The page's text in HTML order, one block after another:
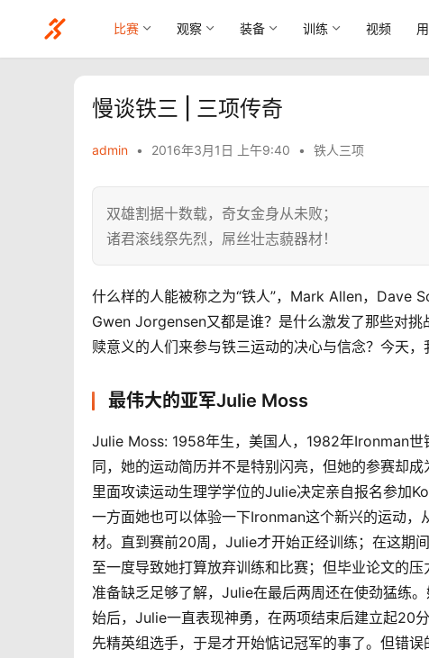
比赛 观察 装备 训练 视频
慢谈铁三 | 三项传奇
admin • 2016年3月1日 上午9:40 • 铁人三项
双雄割据十数载，奇女金身从未败；
诸君滚线祭先烈，屌丝壮志藐器材！
什么样的人能被称之为“铁人”，Mark Allen，
Gwen Jorgensen又都是谁？是什么激发了那些对
赎意义的人们来参与铁三运动的决心与信念？今天
最伟大的亚军Julie Moss
Julie Moss: 1958年生，美国人，1982年Ironman
同，她的运动简历并不是特别闪亮，但她的参赛却
里面攻读运动生理学学位的Julie决定亲自报名参加
一方面她也可以体验一下Ironman这个新兴的运动
材。直到赛前20周，Julie才开始正经训练；在这期
至一度导致她打算放弃训练和比赛；但毕业论文的
准备缺乏足够了解，Julie在最后两周还在使劲猛练
始后，Julie一直表现神勇，在两项结束后建立起20
先精英组选手，于是才开始惦记冠军的事了。但错